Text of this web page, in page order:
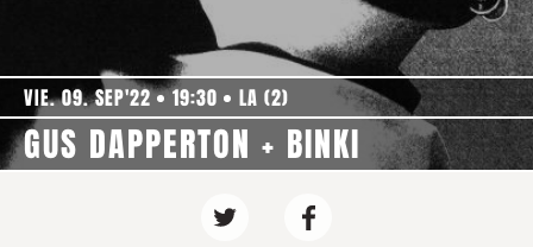
VIE. 09. SEP'22 19:30 LA (2)
GUS DAPPERTON + BINKI